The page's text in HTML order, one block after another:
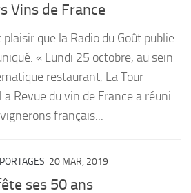
Vins de France
plaisir que la Radio du Goût publie
« Lundi 25 octobre, au sein
restaurant, La Tour
Revue du vin de France a réuni
français...
20 MAR, 2019
ses 50 ans